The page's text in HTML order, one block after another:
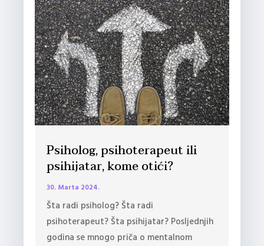
Psiholog, psihoterapeut ili
psihijatar, kome otići?
30. Marta 2024.
Šta radi psiholog? Šta radi
psihoterapeut? Šta psihijatar? Posljednjih
godina se mnogo priča o mentalnom